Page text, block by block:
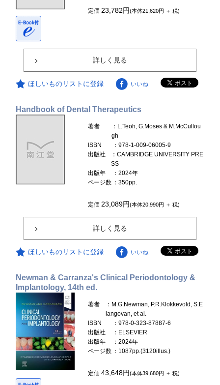
定価23,782円(本体21,620円 ＋ 税)
詳しく見る
ほしいものリストに登録 いいね
Handbook of Dental Therapeutics
著者
：L.Teoh, G.Moses & M.McCullou
gh
ISBN
：978-1-009-06005-9
出版社
：CAMBRIDGE UNIVERSITY PRE
SS
出版年
：2024年
ページ数 ：350pp.
定価23,089円(本体20,990円 ＋ 税)
詳しく見る
ほしいものリストに登録 いいね
Newman & Carranza's Clinical Periodontology &
Implantology, 14th ed.
著者
：M.G.Newman, P.R.Klokkevold, S.E
langovan, et al.
ISBN
：978-0-323-87887-6
出版社
：ELSEVIER
出版年
：2024年
ページ数 ：1087pp.(3120illus.)
定価43,648円(本体39,680円 ＋ 税)